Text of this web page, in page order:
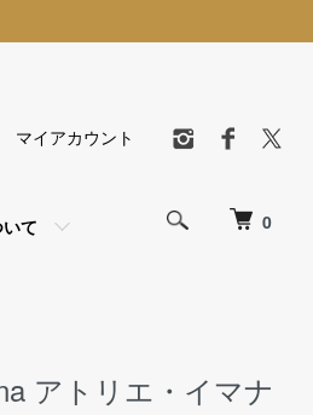
0
て
マイアカウント
アトリエ・イマナ